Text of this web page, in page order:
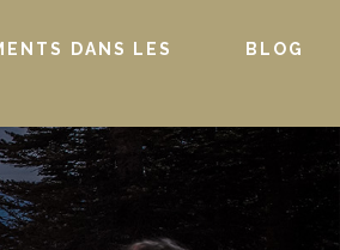
DANS LES
BLOG